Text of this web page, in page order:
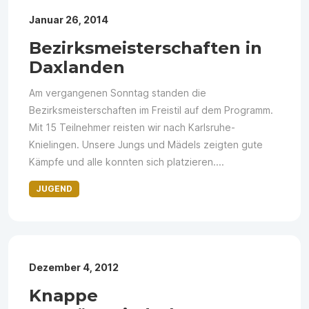
Januar 26, 2014
Bezirksmeisterschaften in
Daxlanden
Am vergangenen Sonntag standen die
Bezirksmeisterschaften im Freistil auf dem Programm.
Mit 15 Teilnehmer reisten wir nach Karlsruhe-
Knielingen. Unsere Jungs und Mädels zeigten gute
Kämpfe und alle konnten sich platzieren....
JUGEND
Dezember 4, 2012
Knappe ​